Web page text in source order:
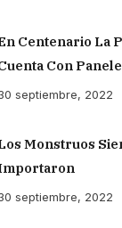
Centenario La
Con
septiembre, 2022
Monstruos
septiembre, 2022